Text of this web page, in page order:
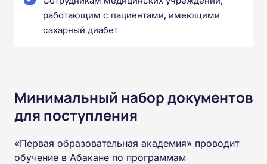
работающим с пациентами, имеющими
сахарный диабет
Минимальный набор документов
для поступления
«Первая образовательная академия» проводит
обучение в Абакане по программам